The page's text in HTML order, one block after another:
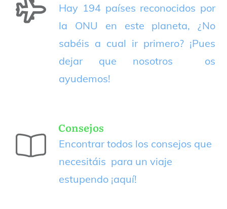
Hay 194 países reconocidos por
la ONU en este planeta, ¿No
sabéis a cual ir primero? ¡Pues
dejar que nosotros os
ayudemos!
Consejos
Encontrar todos los consejos que
necesitáis para un viaje
estupendo ¡aquí!